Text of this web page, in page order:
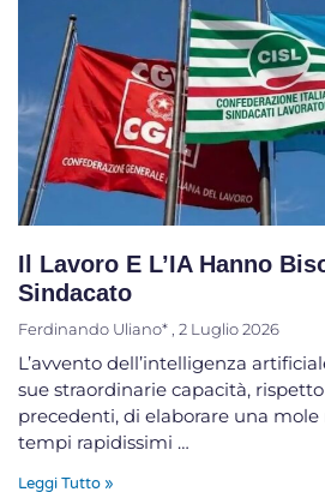
Il Lavoro E L’IA Hanno
Sindacato
Ferdinando Uliano* 2 Luglio 2026
L’avvento dell’intelligenza
sue straordinarie capacità,
precedenti, di elaborare una
tempi rapidissimi …
Leggi Tutto »